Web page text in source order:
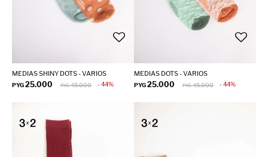
MEDIAS SHINY DOTS - VARIOS
PYG25.000 PYG 45.000 44
MEDIAS DOTS - VARIOS
PYG25.000 PYG 45.000 44